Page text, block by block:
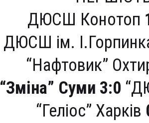
ДЮСШ Конотоп
ДЮСШ ім.
“Нафтовик”
“Зміна” Суми 3:0
“Геліос” Харків